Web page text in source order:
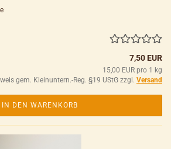
7,50 EUR
15,00 EUR pro 1 kg
gem. Kleinuntern.-Reg. §19 UStG zzgl. Versand
IN DEN WARENKORB